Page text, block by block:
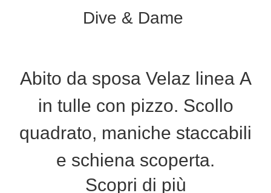
Dive & Dame
Abito da sposa Velaz linea A
in tulle con pizzo. Scollo
quadrato, maniche staccabili
e schiena scoperta.
Scopri di più